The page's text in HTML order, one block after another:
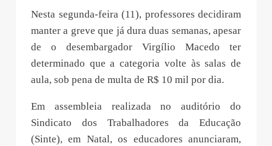
Nesta segunda-feira (11), professores decidiram
manter a greve que já dura duas semanas, apesar
de o desembargador Virgílio Macedo ter
determinado que a categoria volte às salas de
aula, sob pena de multa de R$ 10 mil por dia.
Em assembleia realizada no auditório do
Sindicato dos Trabalhadores da Educação
(Sinte), em Natal, os educadores anunciaram,